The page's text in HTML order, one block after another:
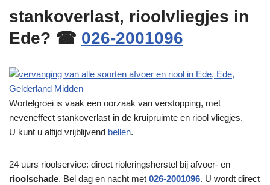
stankoverlast, rioolvliegjes in
Ede? ☎ 026-2001096
Wortelgroei is vaak een oorzaak van verstopping, met
neveneffect stankoverlast in de kruipruimte en riool vliegjes.
U kunt u altijd vrijblijvend bellen.
24 uurs rioolservice: direct rioleringsherstel bij afvoer- en
rioolschade. Bel dag en nacht met 026-2001096. U wordt direct